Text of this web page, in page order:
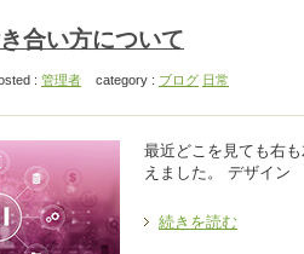
合い方について
: 管理者 category : ブログ 日常
最近どこを見ても右
えました。 デザイン
続きを読む